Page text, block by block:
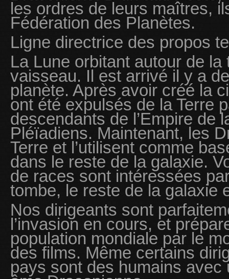
les ordres de leurs maîtres,
Fédération des Planètes.
Ligne directrice des propos
La Lune orbitant autour de
vaisseau. Il est arrivé il y a
planète. Après avoir créé la
ont été expulsés de la Terre
descendants de l’Empire de
Pléïadiens. Maintenant, les
Terre et l’utilisent comme
dans le reste de la galaxie.
de races sont intéressées
tombe, le reste de la galaxie
Nos dirigeants sont
l’invasion en cours, et
population mondiale par le
des films. Même certains
pays sont des humains avec